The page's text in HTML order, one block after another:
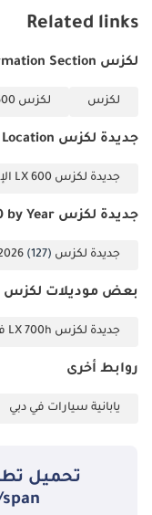
Related links
لكزس LX 600 Information Section
لكزس لكزس LX 600
جديدة لكزس LX 600 by Location
جديدة لكزس LX 600 الإمارات
جديدة لكزس LX 600 by Year
جديدة لكزس LX 600 2026 (127)
بعض موديلات لكزس
جديدة لكزس LX 700h في دبي
روابط أخرى
يابانية سيارات في دبي